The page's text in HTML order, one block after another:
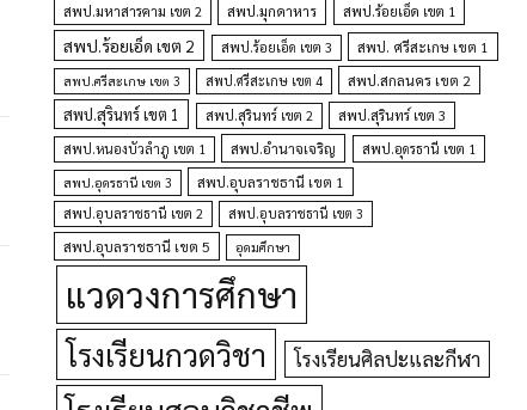
สพป.มหาสารคาม เขต 2
สพป.มุกดาหาร สพป.ร้อยเอ็ด เขต 1
สพป.ร้อยเอ็ด เขต 2 สพป.ร้อยเอ็ด เขต 3 สพป. ศรีสะเกษ เขต 1
สพป.ศรีสะเกษ เขต 3 สพป.ศรีสะเกษ เขต 4 สพป.สกลนคร เขต 2
สพป.สุรินทร์ เขต 1 สพป.สุรินทร์ เขต 2
สพป.สุรินทร์ เขต 3
สพป.หนองบัวลำภู เขต 1
สพป.อำนาจเจริญ
สพป.อุดรธานี เขต 1
สพป.อุดรธานี เขต 3
สพป.อุบลราชธานี เขต 1
สพป.อุบลราชธานี เขต 2 สพป.อุบลราชธานี เขต 3
สพป.อุบลราชธานี เขต 5 อุดมศึกษา
แวดวงการศึกษา
โรงเรียนกวดวิชา โรงเรียนศิลปะและกีฬา